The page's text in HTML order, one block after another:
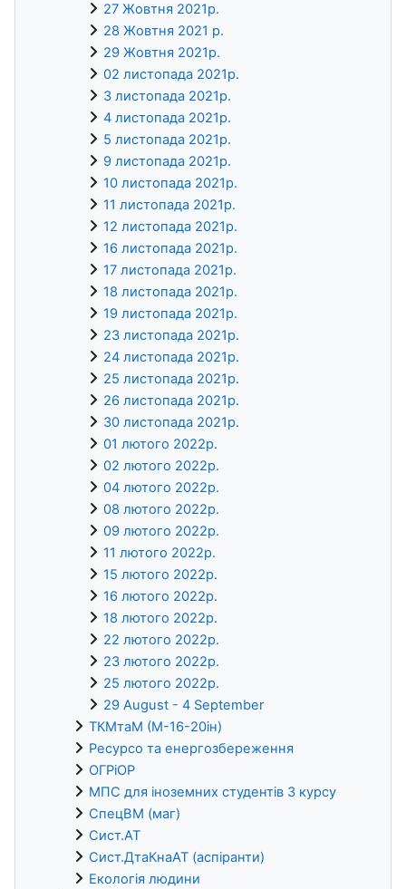
27 Жовтня 2021р.
28 Жовтня 2021 р.
29 Жовтня 2021р.
02 листопада 2021р.
3 листопада 2021р.
4 листопада 2021р.
5 листопада 2021р.
9 листопада 2021р.
10 листопада 2021р.
11 листопада 2021р.
12 листопада 2021р.
16 листопада 2021р.
17 листопада 2021р.
18 листопада 2021р.
19 листопада 2021р.
23 листопада 2021р.
24 листопада 2021р.
25 листопада 2021р.
26 листопада 2021р.
30 листопада 2021р.
01 лютого 2022р.
02 лютого 2022р.
04 лютого 2022р.
08 лютого 2022р.
09 лютого 2022р.
11 лютого 2022р.
15 лютого 2022р.
16 лютого 2022р.
18 лютого 2022р.
22 лютого 2022р.
23 лютого 2022р.
25 лютого 2022р.
29 August - 4 September
ТКМтаМ (М-16-20ін)
Ресурсо та енергозбереження
ОГРіОР
МПС для іноземних студентів 3 курсу
СпецВМ (маг)
Сист.АТ
Сист.ДтаКнаАТ (аспіранти)
Екологія людини